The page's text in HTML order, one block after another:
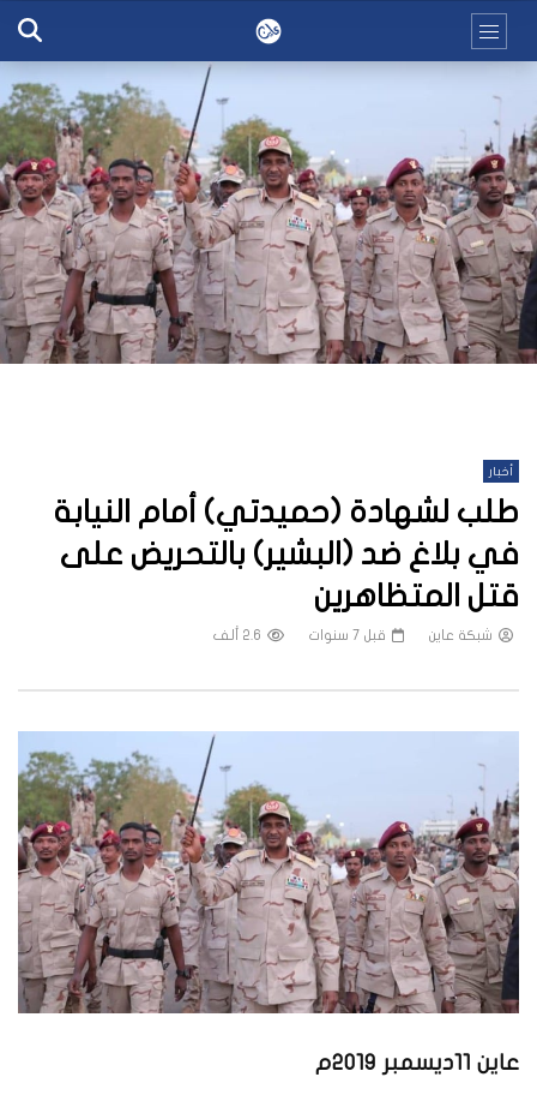
أخبار
طلب لشهادة (حميدتي) أمام النيابة
في بلاغ ضد (البشير) بالتحريض على
قتل المتظاهرين
شبكة عاين قبل 7 سنوات 2.6 ألف
عاين 11ديسمبر 2019م